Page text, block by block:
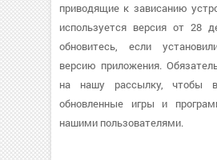
приводящие к зависанию
используется версия от 28
обновитесь, если
версию приложения.
на нашу рассылку, чтобы
обновленные игры и
нашими пользователями.